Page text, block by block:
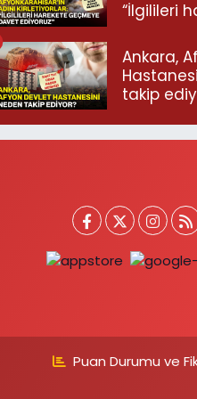
“İlgilileri
ediyoruz”
Ankara,
takip
Puan Durumu ve